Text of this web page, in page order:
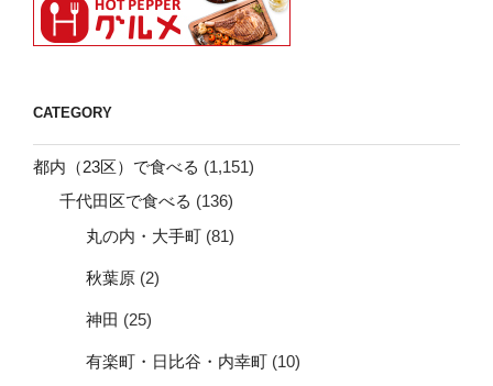
CATEGORY
都内（23区）で食べる (1,151)
千代田区で食べる (136)
丸の内・大手町 (81)
秋葉原 (2)
神田 (25)
有楽町・日比谷・内幸町 (10)